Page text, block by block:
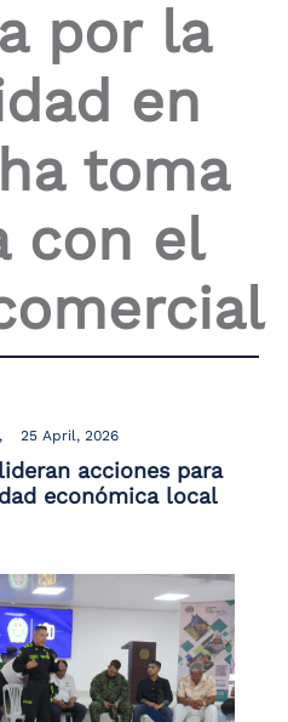
por la
en
toma
con el
25 April, 2026
acciones para
económica local